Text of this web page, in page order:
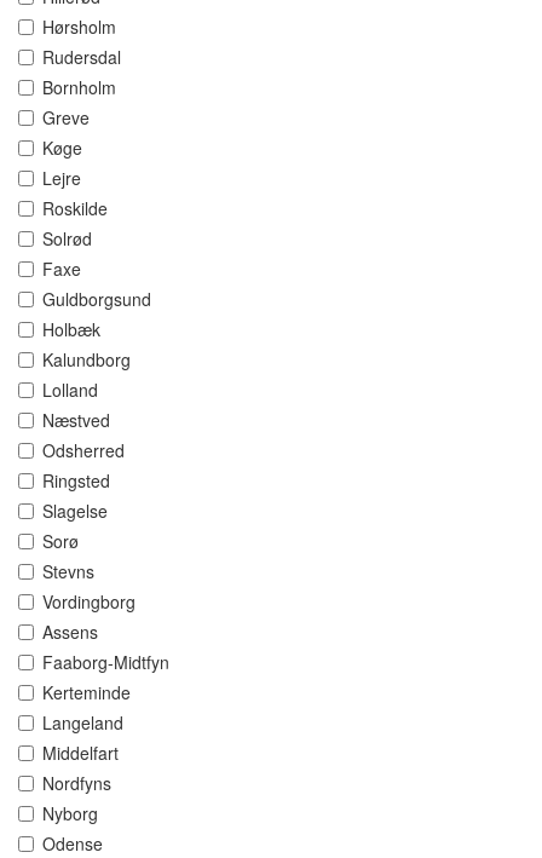
Hørsholm
Rudersdal
Bornholm
Greve
Køge
Lejre
Roskilde
Solrød
Faxe
Guldborgsund
Holbæk
Kalundborg
Lolland
Næstved
Odsherred
Ringsted
Slagelse
Sorø
Stevns
Vordingborg
Assens
Faaborg-Midtfyn
Kerteminde
Langeland
Middelfart
Nordfyns
Nyborg
Odense